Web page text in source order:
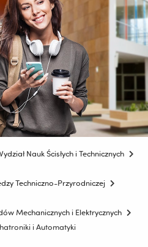
Nauk Ścisłych i Technicznych
Techniczno-Przyrodniczej
Mechanicznych i Elektrycznych
i Automatyki